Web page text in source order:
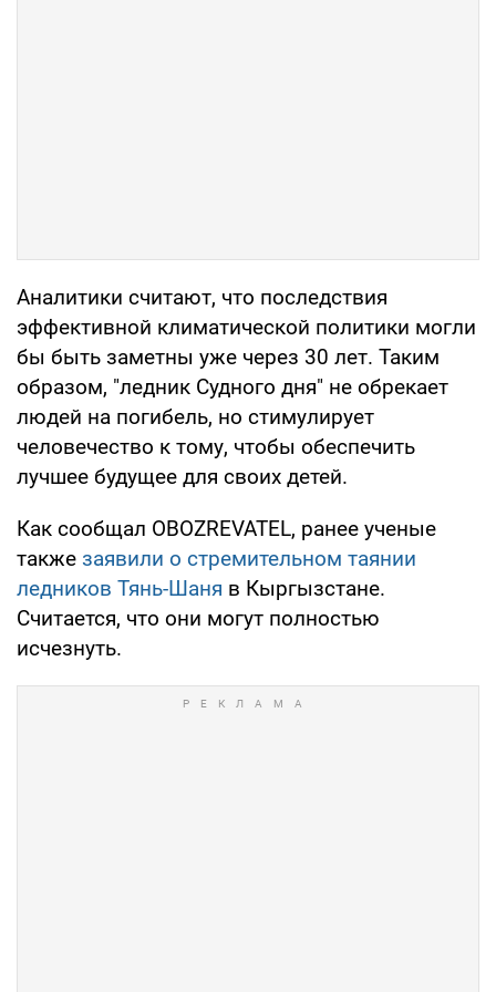
Аналитики считают, что последствия
эффективной климатической политики могли
бы быть заметны уже через 30 лет. Таким
образом, "ледник Судного дня" не обрекает
людей на погибель, но стимулирует
человечество к тому, чтобы обеспечить
лучшее будущее для своих детей.
Как сообщал OBOZREVATEL, ранее ученые
также заявили о стремительном таянии
ледников Тянь-Шаня в Кыргызстане.
Считается, что они могут полностью
исчезнуть.